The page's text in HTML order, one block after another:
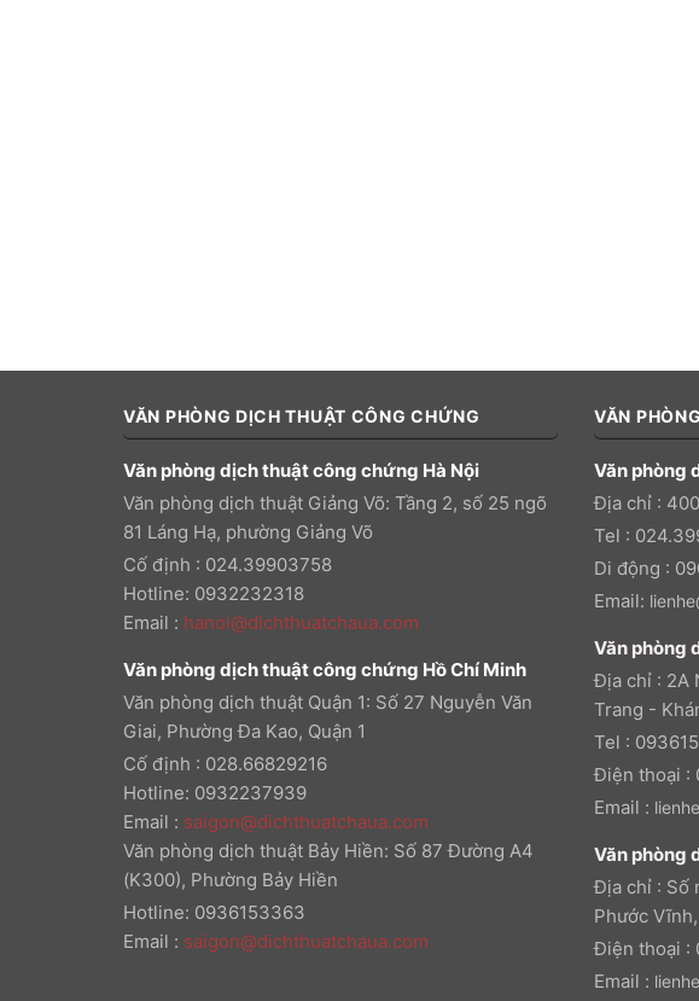
VĂN PHÒNG DỊCH THUẬT CÔNG CHỨNG
Văn phòng dịch thuật công chứng Hà Nội
Văn phòng dịch thuật Giảng Võ: Tầng 2, số 25 ngõ
81 Láng Hạ, phường Giảng Võ
Cố định : 024.39903758
Hotline: 0932232318
Email : hanoi@dichthuatchaua.com
Văn phòng dịch thuật công chứng Hồ Chí Minh
Văn phòng dịch thuật Quận 1: Số 27 Nguyễn Văn
Giai, Phường Đa Kao, Quận 1
Cố định : 028.66829216
Hotline: 0932237939
Email : saigon@dichthuatchaua.com
Văn phòng dịch thuật Bảy Hiền: Số 87 Đường A4
(K300), Phường Bảy Hiền
Hotline: 0936153363
Email : saigon@dichthuatchaua.com
VĂN
Văn phòng
Địa chỉ :
Tel :
Di động :
Email:
Văn phòng
Địa chỉ : 2A
Trang -
Tel :
Điện thoại :
Email :
Văn phòng
Địa chỉ : Số
Phước
Điện thoại :
Email :